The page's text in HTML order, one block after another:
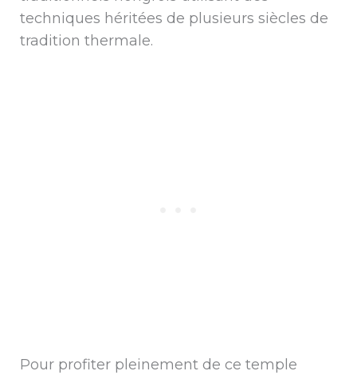
techniques héritées de plusieurs siècles de
tradition thermale.
Pour profiter pleinement de ce temple